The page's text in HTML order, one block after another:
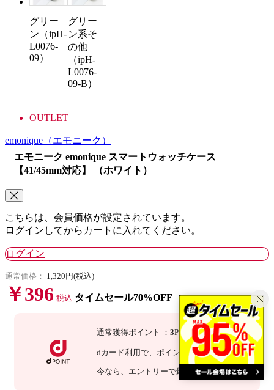
グリー
ン（ipH-
L0076-
09）
グリー
ン系そ
の他
（ipH-
L0076-
09-B）
OUTLET
emonique （エモニーク）
エモニーク emonique スマートウォッチケース
【41/45mm対応】 （ホワイト）
こちらは、会員価格が設定されています。
ログインしてからカートに入れてください。
ログイン
通常価格： 1,320円(税込)
￥396 税込 タイムセール70%OFF
通常獲得ポイント ： 3P
dカード利用で、 ポイント 3倍 ：9P
今なら 、エントリーで最大 倍！詳細